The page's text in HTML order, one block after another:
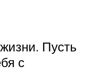
Пусть
с